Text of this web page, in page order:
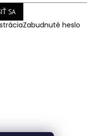
SA
Zabudnuté heslo